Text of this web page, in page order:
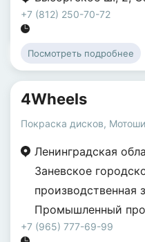
+7 (812) 250-70-72
Посмотреть подробнее
4Wheels
Покраска дисков,
Ленинградская
Заневское
производственная
Промышленный
+7 (965) 777-69-99